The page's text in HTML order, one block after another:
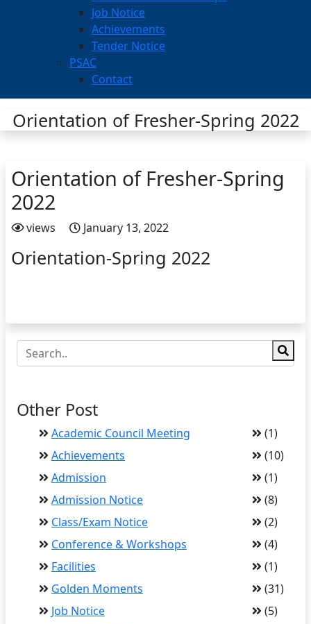
Job Notice
Achievements
Tender Notice
PSAC
Contact
Orientation of Fresher-Spring 2022
Orientation of Fresher-Spring
2022
views January 13, 2022
Orientation-Spring 2022
Other Post
Academic Council Meeting
(1)
Achievements
(10)
Admission
(1)
Admission Notice
(8)
Class/Exam Notice
(2)
Conference & Workshops
(4)
Facilities
(1)
Golden Moments
(31)
Job Notice
(5)